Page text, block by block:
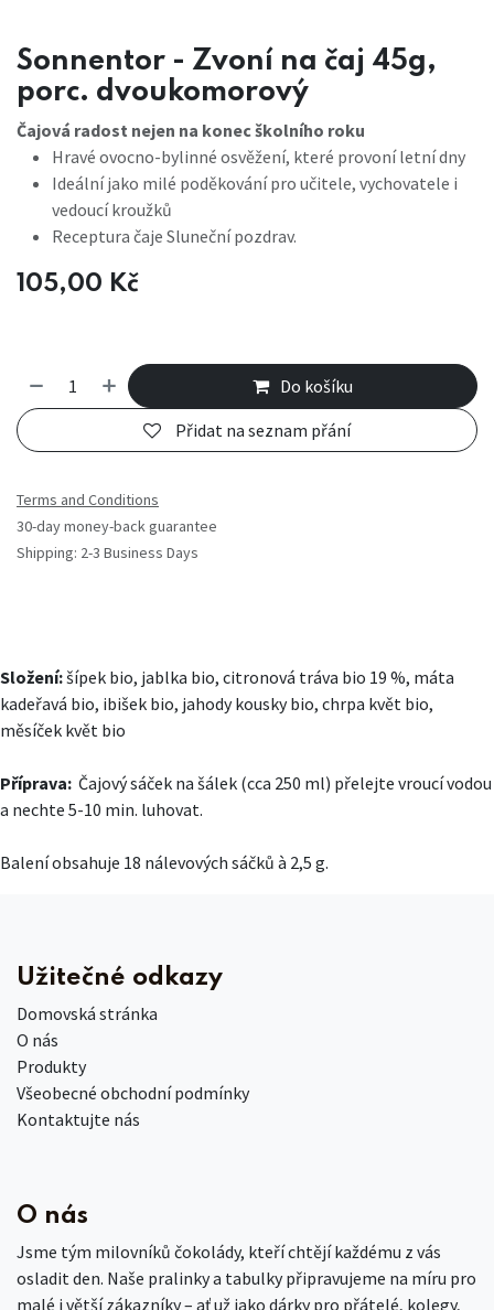
Sonnentor - Zvoní na čaj 45g,
porc. dvoukomorový
Čajová radost nejen na konec školního roku
Hravé ovocno-bylinné osvěžení, které provoní letní dny
Ideální jako milé poděkování pro učitele, vychovatele i
vedoucí kroužků
Receptura čaje Sluneční pozdrav.
105,00 Kč
Do košíku
Přidat na seznam přání
Terms and Conditions
30-day money-back guarantee
Shipping: 2-3 Business Days
Složení:šípek bio, jablka bio, citronová tráva bio 19 %, máta
kadeřavá bio, ibišek bio, jahody kousky bio, chrpa květ bio,
měsíček květ bio
Příprava: Čajový sáček na šálek (cca 250 ml) přelejte vroucí vodou
a nechte 5-10 min. luhovat.
Balení obsahuje 18 nálevových sáčků à 2,5 g.
Užitečné odkazy
Domovská stránka
O nás
Produkty
Všeobecné obchodní podmínky
Kontaktujte nás
O nás
Jsme tým milovníků čokolády, kteří chtějí každému z vás
osladit den. Naše pralinky a tabulky připravujeme na míru pro
malé i větší zákazníky – ať už jako dárky pro přátelé, kolegy,